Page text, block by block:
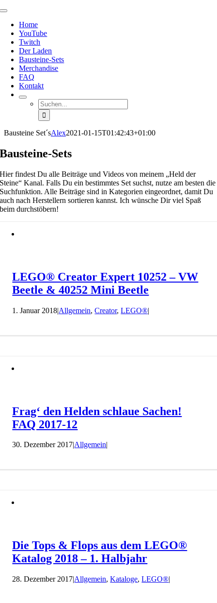
Zum
springen
Toggle
NavigationHome
YouTube
Twitch
Der Laden
Bausteine-Sets
Merchandise
FAQ
Kontakt
Suche
nach:
Bausteine Set´sAlex2021-01-15T01:42:43+01:00
Bausteine-Sets
Hier findest Du alle Beiträge und Videos von meinem „Held der
Steine“ Kanal. Falls Du ein bestimmtes Set suchst, nutze am besten die
Suchfunktion. Alle Beiträge sind in Kategorien eingeordnet, damit Du
auch nach Herstellern sortieren kannst. Ich wünsche Dir viel Spaß
beim durchstöbern!
LEGO® Creator Expert 10252 – VW
Beetle & 40252 Mini Beetle
1. Januar 2018|Allgemein,Creator,LEGO®|
Frag‘ den Helden schlaue Sachen!
FAQ 2017-12
30. Dezember 2017|Allgemein|
Die Tops & Flops aus dem LEGO®
Katalog 2018 – 1. Halbjahr
28. Dezember 2017|Allgemein,Kataloge,LEGO®|